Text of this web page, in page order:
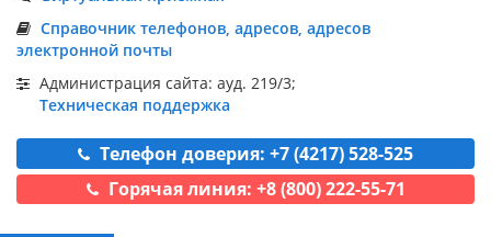
Справочник телефонов, адресов, адресов
электронной почты
Администрация сайта: ауд. 219/3;
Техническая поддержка
Телефон доверия: +7 (4217) 528-525
Горячая линия: +8 (800) 222-55-71